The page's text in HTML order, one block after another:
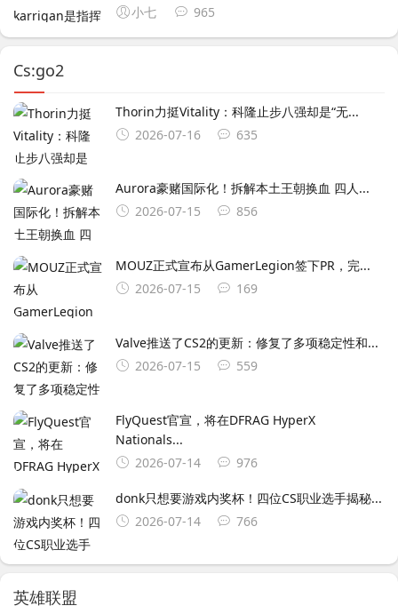
小七
965
Cs:go2
Thorin力挺Vitality：科隆止步八强却是“无...
2026-07-16
635
Aurora豪赌国际化！拆解本土王朝换血 四人...
2026-07-15
856
MOUZ正式宣布从GamerLegion签下⁠PR⁠，完...
2026-07-15
169
Valve推送了CS2的更新：修复了多项稳定性和...
2026-07-15
559
FlyQuest官宣，将在DFRAG HyperX
Nationals...
2026-07-14
976
donk只想要游戏内奖杯！四位CS职业选手揭秘...
2026-07-14
766
英雄联盟